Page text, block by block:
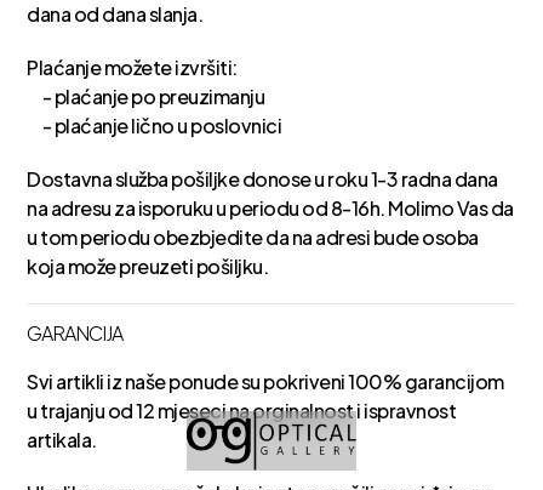
dana od dana slanja.
Plaćanje možete izvršiti:
- plaćanje po preuzimanju
- plaćanje lično u poslovnici
Dostavna služba pošiljke donose u roku 1-3 radna dana
na adresu za isporuku u periodu od 8-16h. Molimo Vas da
u tom periodu obezbjedite da na adresi bude osoba
koja može preuzeti pošiljku.
GARANCIJA
Svi artikli iz naše ponude su pokriveni 100% garancijom
u trajanju od 12 mjeseci na orginalnost i ispravnost
artikala.